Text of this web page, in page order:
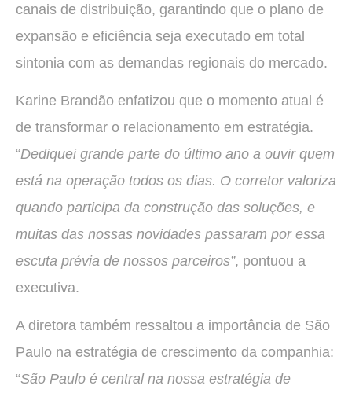
canais de distribuição, garantindo que o plano de
expansão e eficiência seja executado em total
sintonia com as demandas regionais do mercado.
Karine Brandão enfatizou que o momento atual é
de transformar o relacionamento em estratégia.
“Dediquei grande parte do último ano a ouvir quem
está na operação todos os dias. O corretor valoriza
quando participa da construção das soluções, e
muitas das nossas novidades passaram por essa
escuta prévia de nossos parceiros”, pontuou a
executiva.
A diretora também ressaltou a importância de São
Paulo na estratégia de crescimento da companhia:
“São Paulo é central na nossa estratégia de